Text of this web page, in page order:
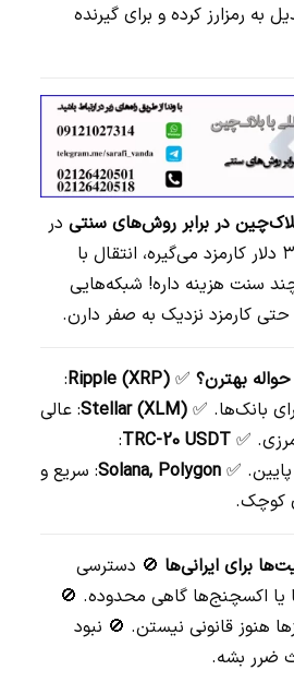
به رمزارز کرده و برای گیرنده
در برابر روش‌های سنتیدر
حالی که سوئیفت تا ۳۰ دلار کارمزد می‌گیره، انتقال با
سنت هزینه داره! شبکه‌هایی
بهترن؟✅
Ripple (XRP)
:
بانک‌ها. ✅ Stellar (XLM): عالی
✅
TRC-20 USDT
:
✅
Solana, Polygon: سریع و
کوچک.
برای ایرانی‌ها 🚫 دسترسی
یا اکسچنج‌ها گاهی محدوده. 🚫
هنوز قانونی نیستن. 🚫 نبود
ضرر بشه.